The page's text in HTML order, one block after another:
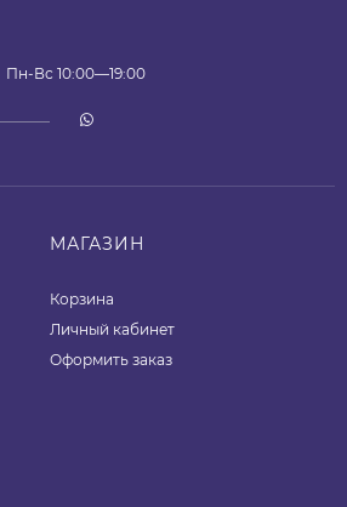
Пн-Вс 10:00—19:00
МАГАЗИН
Корзина
Личный кабинет
Оформить заказ